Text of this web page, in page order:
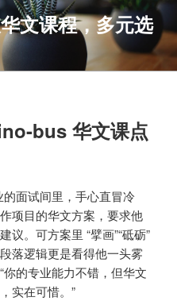
文课程，多元选
bus 华文课点
面试间里，手心直冒冷
项目的华文方案，要求他
议。可方案里 “擘画”“砥砺”
落逻辑更是看得他一头雾
的专业能力不错，但华文
实在可惜。”